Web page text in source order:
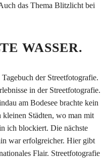
das Thema Blitzlicht bei
WASSER.
der Streetfotografie.
in der Streetfotografie.
am Bodesee brachte kein
kleinen Städten, wo man mit
ich blockiert. Die nächste
war erfolgreicher. Hier gibt
Flair. Streetfotografie